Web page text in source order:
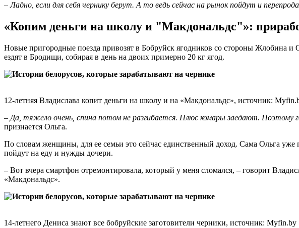
–Ладно, если для себя чернику берут. А то ведь сейчас на рынок пойдут и
«Копим деньги на школу и "Макдональдс"»:
Новые пригородные поезда привозят в Бобруйск ягодников со стороны Жлобина
ездят в Бродищи, собирая в день на двоих примерно 20 кг ягод.
12-летняя Владислава копит деньги на школу и на «Макдональдс», источник:
– Да, тяжело очень, спина потом не разгибается. Плюс комары заедают.
признается Ольга.
По словам женщины, для ее семьи это сейчас единственный доход. Сама Ольга уже
пойдут на еду и нужды дочери.
– Вот вчера смартфон отремонтировала, который у меня сломался, – говорит
«Макдональдс».
14-летнего Дениса знают все бобруйские заготовители черники, источник: Myfin.by